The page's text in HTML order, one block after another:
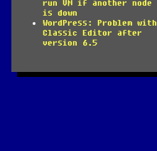
run VM if another node
is down
WordPress: Problem with
Classic Editor after
version 6.5